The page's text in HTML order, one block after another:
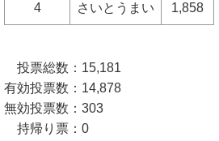
4 さいとうまい 1,858
投票総数：15,181
有効投票数：14,878
無効投票数：303
持帰り票：0